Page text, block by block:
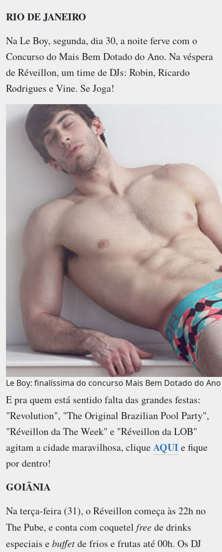
RIO DE JANEIRO
NaLe Boy, segunda, dia 30, a noite ferve com o
Concurso do Mais Bem Dotado do Ano. Na véspera
de Réveillon, um time de DJs: Robin, Ricardo
Rodrigues e Vine. Se Joga!
Le Boy: finalíssima do concurso Mais Bem Dotado do Ano
E pra quem está sentido falta das grandes festas:
"Revolution", "The Original Brazilian Pool Party",
"Réveillon da The Week" e "Réveillon da LOB"
agitam a cidade maravilhosa, cliqueAQUIe fique
por dentro!
GOIÂNIA
Na terça-feira (31), o Réveillon começa às 22h no
The Pube, e conta com coquetel freede drinks
especiais ebuffetde frios e frutas até 00h. Os DJ